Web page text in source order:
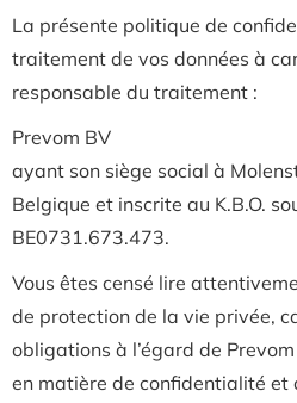
La présente politique de
traitement de vos données à
responsable du traitement :
Prevom BV
ayant son siège social à
Belgique et inscrite au K.B.O.
BE0731.673.473.
Vous êtes censé lire
de protection de la vie privée,
obligations à l’égard de
en matière de confidentialité et